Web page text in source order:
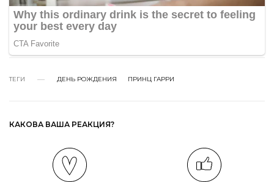
ТЕГИ ДЕНЬ РОЖДЕНИЯ ПРИНЦ ГАРРИ
КАКОВА ВАША РЕАКЦИЯ?